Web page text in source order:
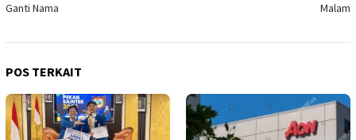
Ganti Nama
Malam
POS TERKAIT